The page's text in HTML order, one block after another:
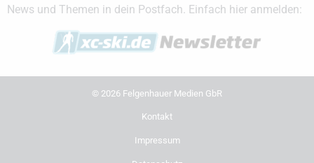
News und Themen in dein Postfach. Einfach hier anmelden:
© 2026 Felgenhauer Medien GbR
Kontakt
Impressum